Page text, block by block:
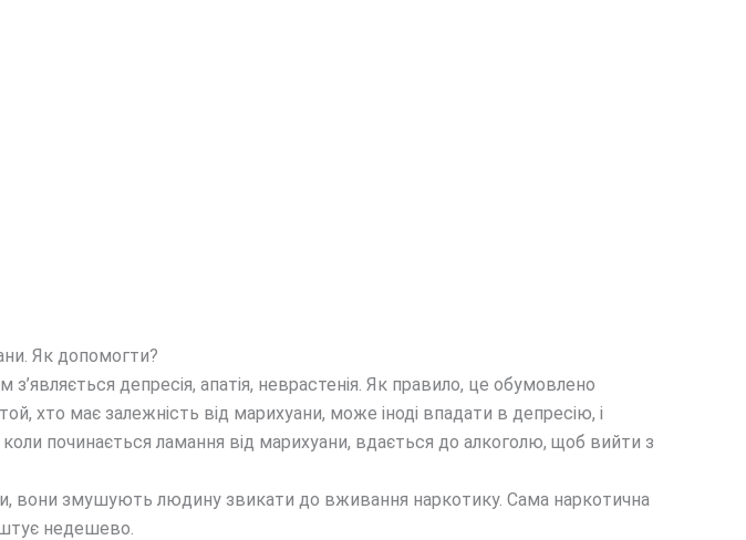
Як допомогти?
депресія, апатія, неврастенія. Як правило, це обумовлено
хто має залежність від марихуани, може іноді впадати в депресію, і
починається ламання від марихуани, вдається до алкоголю, щоб вийти з
вони змушують людину звикати до вживання наркотику. Сама наркотична
недешево.